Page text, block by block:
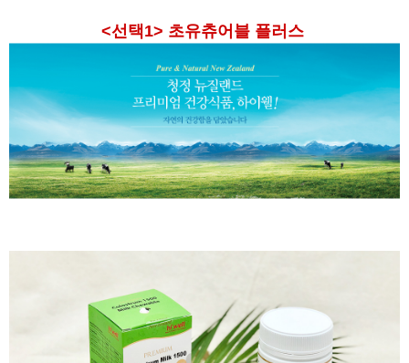
<선택1> 초유츄어블 플러스